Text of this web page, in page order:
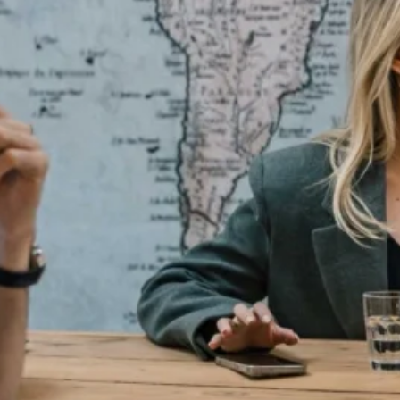
aangesproken, ben ik uiteindelijk overgestapt. En
en daar ligt denk ik echt mijn passie!! Sportief bezig
vrienden.
lekker veel mensen aan kunnen zitten. Gezellig
mijn droomhuis niet ontbreken.